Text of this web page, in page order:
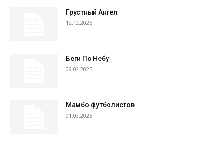
Грустный Ангел
12.12.2025
Беги По Небу
09.02.2025
Мамбо футболистов
01.03.2025